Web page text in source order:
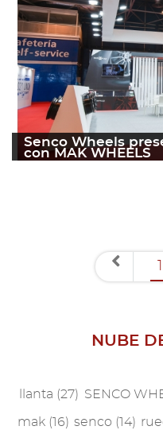
Senco Wheels
con MAK WHEELS
NUBE
llanta (27) SENCO
mak (16) senco (14)